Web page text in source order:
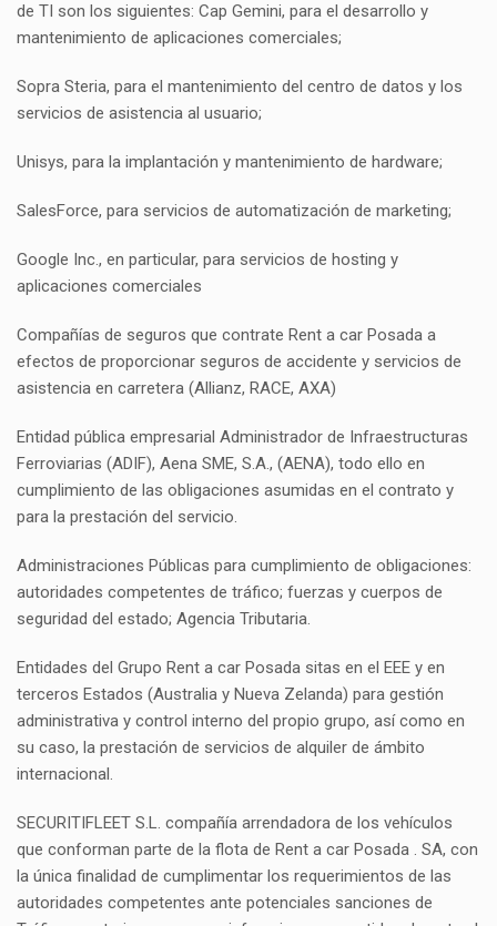
de TI son los siguientes: Cap Gemini, para el desarrollo y
mantenimiento de aplicaciones comerciales;
Sopra Steria, para el mantenimiento del centro de datos y los
servicios de asistencia al usuario;
Unisys, para la implantación y mantenimiento de hardware;
SalesForce, para servicios de automatización de marketing;
Google Inc., en particular, para servicios de hosting y
aplicaciones comerciales
Compañías de seguros que contrate Rent a car Posada a
efectos de proporcionar seguros de accidente y servicios de
asistencia en carretera (Allianz, RACE, AXA)
Entidad pública empresarial Administrador de Infraestructuras
Ferroviarias (ADIF), Aena SME, S.A., (AENA), todo ello en
cumplimiento de las obligaciones asumidas en el contrato y
para la prestación del servicio.
Administraciones Públicas para cumplimiento de obligaciones:
autoridades competentes de tráfico; fuerzas y cuerpos de
seguridad del estado; Agencia Tributaria.
Entidades del Grupo Rent a car Posada sitas en el EEE y en
terceros Estados (Australia y Nueva Zelanda) para gestión
administrativa y control interno del propio grupo, así como en
su caso, la prestación de servicios de alquiler de ámbito
internacional.
SECURITIFLEET S.L. compañía arrendadora de los vehículos
que conforman parte de la flota de Rent a car Posada . SA, con
la única finalidad de cumplimentar los requerimientos de las
autoridades competentes ante potenciales sanciones de